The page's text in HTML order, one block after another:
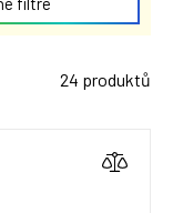
24 produktů